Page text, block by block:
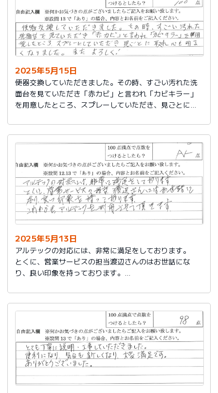
2025年5月15日
便器交換していただきました。その時、すごい汚れた洗
面台を見ていただき「赤カビ」と言われ「カビキラー」
を用意したところ、スプレーしていただき、見ごとに取
2025年5月13日
アルテックの対応には、非常に満足をしております。
とくに、営業サービスの担当渡辺さんのはお世話にな
り、良い印象を持っております。